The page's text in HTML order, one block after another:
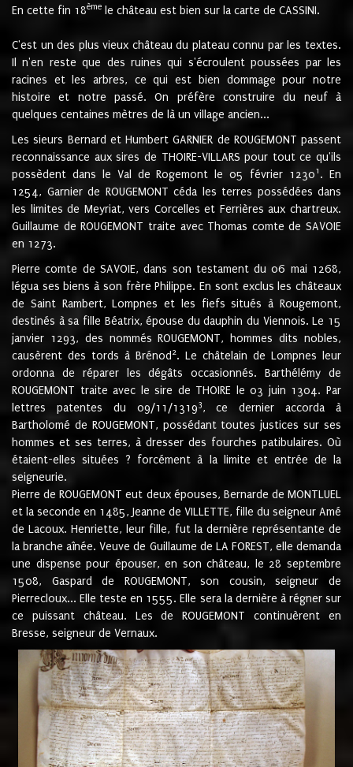
En cette fin 18ème le château est bien sur la carte de CASSINI.
C'est un des plus vieux château du plateau connu par les textes.
Il n'en reste que des ruines qui s'écroulent poussées par les
racines et les arbres, ce qui est bien dommage pour notre
histoire et notre passé. On préfère construire du neuf à
quelques centaines mètres de là un village ancien...
Les sieurs Bernard et Humbert GARNIER de ROUGEMONT passent
reconnaissance aux sires de THOIRE-VILLARS pour tout ce qu'ils
possèdent dans le Val de Rogemont le 05 février 12301 . En
1254, Garnier de ROUGEMONT céda les terres possédées dans
les limites de Meyriat, vers Corcelles et Ferrières aux chartreux.
Guillaume de ROUGEMONT traite avec Thomas comte de SAVOIE
en 1273.
Pierre comte de SAVOIE, dans son testament du 06 mai 1268,
légua ses biens à son frère Philippe. En sont exclus les châteaux
de Saint Rambert, Lompnes et les fiefs situés à Rougemont,
destinés à sa fille Béatrix, épouse du dauphin du Viennois. Le 15
janvier 1293, des nommés ROUGEMONT, hommes dits nobles,
causèrent des tords à Brénod 2. Le châtelain de Lompnes leur
ordonna de réparer les dégâts occasionnés. Barthélémy de
ROUGEMONT traite avec le sire de THOIRE le 03 juin 1304. Par
lettres patentes du 09/11/13193, ce dernier accorda à
Bartholomé de ROUGEMONT, possédant toutes justices sur ses
hommes et ses terres, à dresser des fourches patibulaires. Où
étaient-elles situées ? forcément à la limite et entrée de la
seigneurie.
Pierre de ROUGEMONT eut deux épouses, Bernarde de MONTLUEL
et la seconde en 1485, Jeanne de VILLETTE, fille du seigneur Amé
de Lacoux. Henriette, leur fille, fut la dernière représentante de
la branche aînée. Veuve de Guillaume de LA FOREST, elle demanda
une dispense pour épouser, en son château, le 28 septembre
1508, Gaspard de ROUGEMONT, son cousin, seigneur de
Pierrecloux... Elle teste en 1555. Elle sera la dernière à régner sur
ce puissant château. Les de ROUGEMONT continuèrent en
Bresse, seigneur de Vernaux.